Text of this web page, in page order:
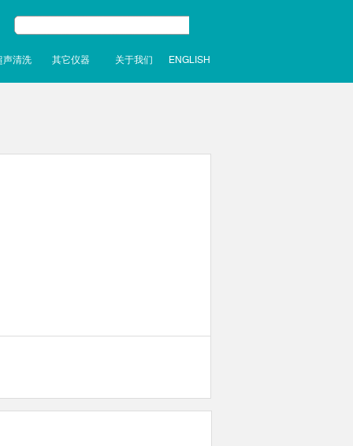
声清洗 其它仪器 关于我们 ENGLISH